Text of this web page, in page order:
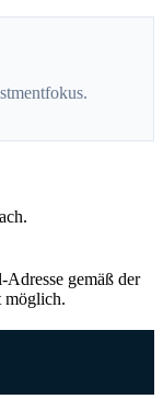
gemäß der
möglich.